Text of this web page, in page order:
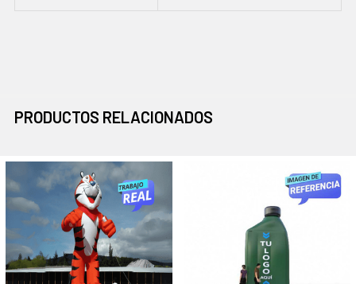
PRODUCTOS RELACIONADOS
Productos
relacionados